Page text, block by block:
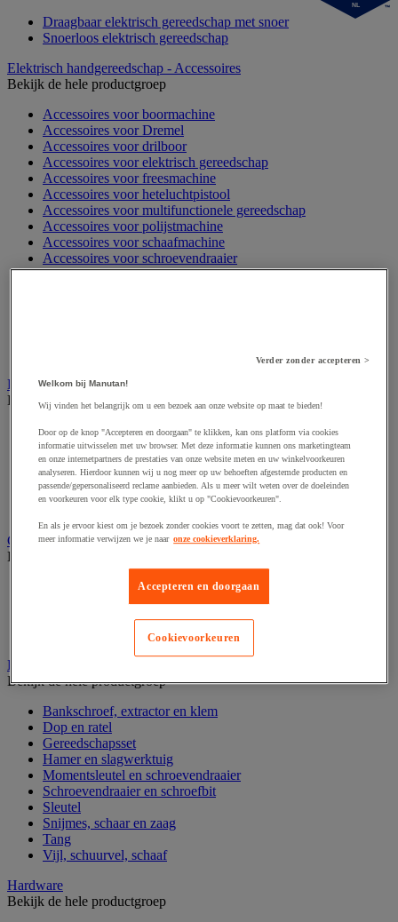
Draagbaar elektrisch gereedschap met snoer
Snoerloos elektrisch gereedschap
Elektrisch handgereedschap - Accessoires
Bekijk de hele productgroep
Accessoires voor boormachine
Accessoires voor Dremel
Accessoires voor drilboor
Accessoires voor elektrisch gereedschap
Accessoires voor freesmachine
Accessoires voor heteluchtpistool
Accessoires voor multifunctionele gereedschap
Accessoires voor polijstmachine
Accessoires voor schaafmachine
Accessoires voor schroevendraaier
Accessoires voor schuurmachine
Elektrische toebehoren en verlichting
Bekijk de hele productgroep
Accessoires voor elektrisch schakelpaneel
Batterij, oplader en kabel
Elektrische kabel
Elektrische uitrusting
Verlengsnoer, stekkerdoos en kapelhaspel
Gereedschap opbergen
Bekijk de hele productgroep
Assortimentsdoos en gereedschapkoffer
Gereedschapskist en opbergtas
Gereedschapskoffer en versterkte kist
Verrijdbare werktafel
Handgereedschap
Bekijk de hele productgroep
Bankschroef, extractor en klem
Dop en ratel
Gereedschapsset
Hamer en slagwerktuig
Momentsleutel en schroevendraaier
Schroevendraaier en schroefbit
Sleutel
Snijmes, schaar en zaag
Tang
Vijl, schuurvel, schaaf
Hardware
Bekijk de hele productgroep
NL
Verder zonder accepteren >
Welkom bij Manutan!
Wij vinden het belangrijk om u een bezoek aan onze website op maat te bieden!
Door op de knop "Accepteren en doorgaan" te klikken, kan ons platform via cookies
informatie uitwisselen met uw browser. Met deze informatie kunnen ons marketingteam
en onze internetpartners de prestaties van onze website meten en uw winkelvoorkeuren
analyseren. Hierdoor kunnen wij u nog meer op uw behoeften afgestemde producten en
passende/gepersonaliseerd reclame aanbieden. Als u meer wilt weten over de doeleinden
en voorkeuren voor elk type cookie, klikt u op "Cookievoorkeuren".
En als je ervoor kiest om je bezoek zonder cookies voort te zetten, mag dat ook! Voor
meer informatie verwijzen we je naar onze cookieverklaring.
Accepteren en doorgaan
Cookievoorkeuren